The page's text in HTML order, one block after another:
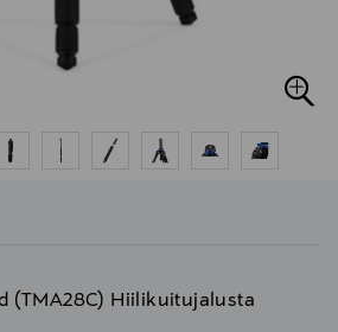
(TMA28C) Hiilikuitujalusta